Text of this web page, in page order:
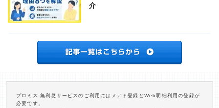
介
プロミス 無利息サービスのご利用にはメアド登録とWeb明細利用の登録が
必要です。